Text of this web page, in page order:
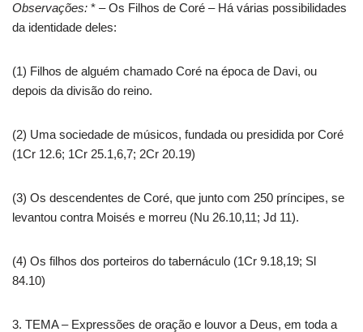
Observações: * – Os Filhos de Coré – Há várias possibilidades
da identidade deles:
(1) Filhos de alguém chamado Coré na época de Davi, ou
depois da divisão do reino.
(2) Uma sociedade de músicos, fundada ou presidida por Coré
(1Cr 12.6; 1Cr 25.1,6,7; 2Cr 20.19)
(3) Os descendentes de Coré, que junto com 250 príncipes, se
levantou contra Moisés e morreu (Nu 26.10,11; Jd 11).
(4) Os filhos dos porteiros do tabernáculo (1Cr 9.18,19; Sl
84.10)
3. TEMA – Expressões de oração e louvor a Deus, em toda a